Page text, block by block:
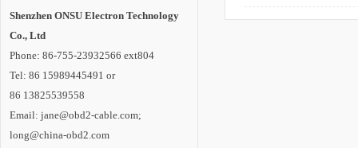
等逐渐成为发展趋
势,LED显示屏行业未
速。 国内LED封
装应用领域上市公司
为领先,其次为鸿利光
电;2、雷曼光电、洲
Shenzhen ONSU Electron Technology
Co., Ltd
Phone: 86-755-23932566 ext804
Tel: 86 15989445491 or
86 13825539558
Email: jane@obd2-cable.com;
long@china-obd2.com